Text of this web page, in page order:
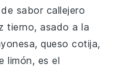
sabor callejero
tierno, asado a la
,queso cotija,
limón, es el